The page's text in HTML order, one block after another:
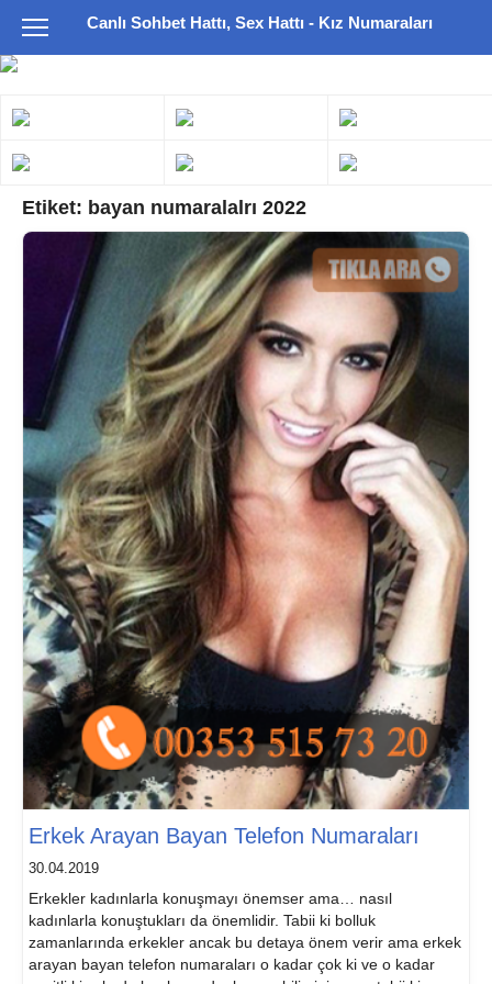
Canlı Sohbet Hattı, Sex Hattı - Kız Numaraları
Etiket: bayan numaralalrı 2022
Erkek Arayan Bayan Telefon Numaraları
30.04.2019
Erkekler kadınlarla konuşmayı önemser ama… nasıl
kadınlarla konuştukları da önemlidir. Tabii ki bolluk
zamanlarında erkekler ancak bu detaya önem verir ama erkek
arayan bayan telefon numaraları o kadar çok ki ve o kadar